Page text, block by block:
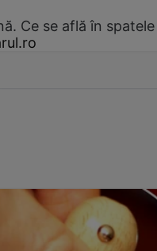
Ce se află în spatele